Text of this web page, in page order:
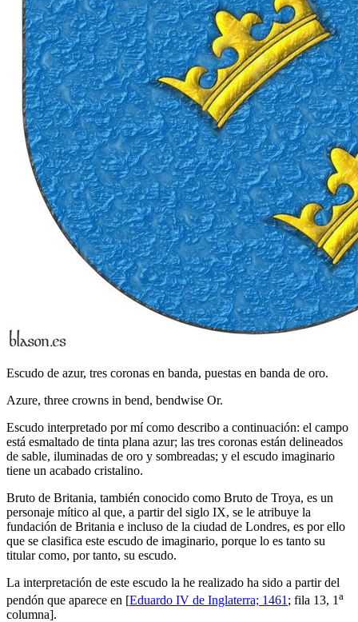
Escudo de azur, tres coronas en banda, puestas en banda de oro.
Azure, three crowns in bend, bendwise Or.
Escudo interpretado por mí como describo a continuación: el campo
está esmaltado de tinta plana azur; las tres coronas están delineados
de sable, iluminadas de oro y sombreadas; y el escudo imaginario
tiene un acabado cristalino.
Bruto de Britania, también conocido como Bruto de Troya, es un
personaje mítico al que, a partir del siglo IX, se le atribuye la
fundación de Britania e incluso de la ciudad de Londres, es por ello
que se clasifica este escudo de imaginario, porque lo es tanto su
titular como, por tanto, su escudo.
La interpretación de este escudo la he realizado ha sido a partir del
pendón que aparece en [Eduardo IV de Inglaterra; 1461 ; fila 13, 1 a
columna].